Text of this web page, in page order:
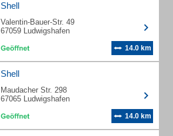
Shell
Valentin-Bauer-Str. 49
67059 Ludwigshafen
14.0 km
Shell
Maudacher Str. 298
67065 Ludwigshafen
14.0 km